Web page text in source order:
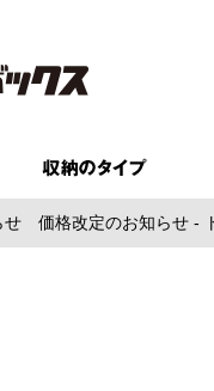
せ 価格改定のお知らせ -